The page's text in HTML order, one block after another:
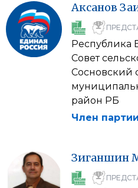
Аксанов
Республика
Совет
Сосновский
район РБ
Член
Зиганшин